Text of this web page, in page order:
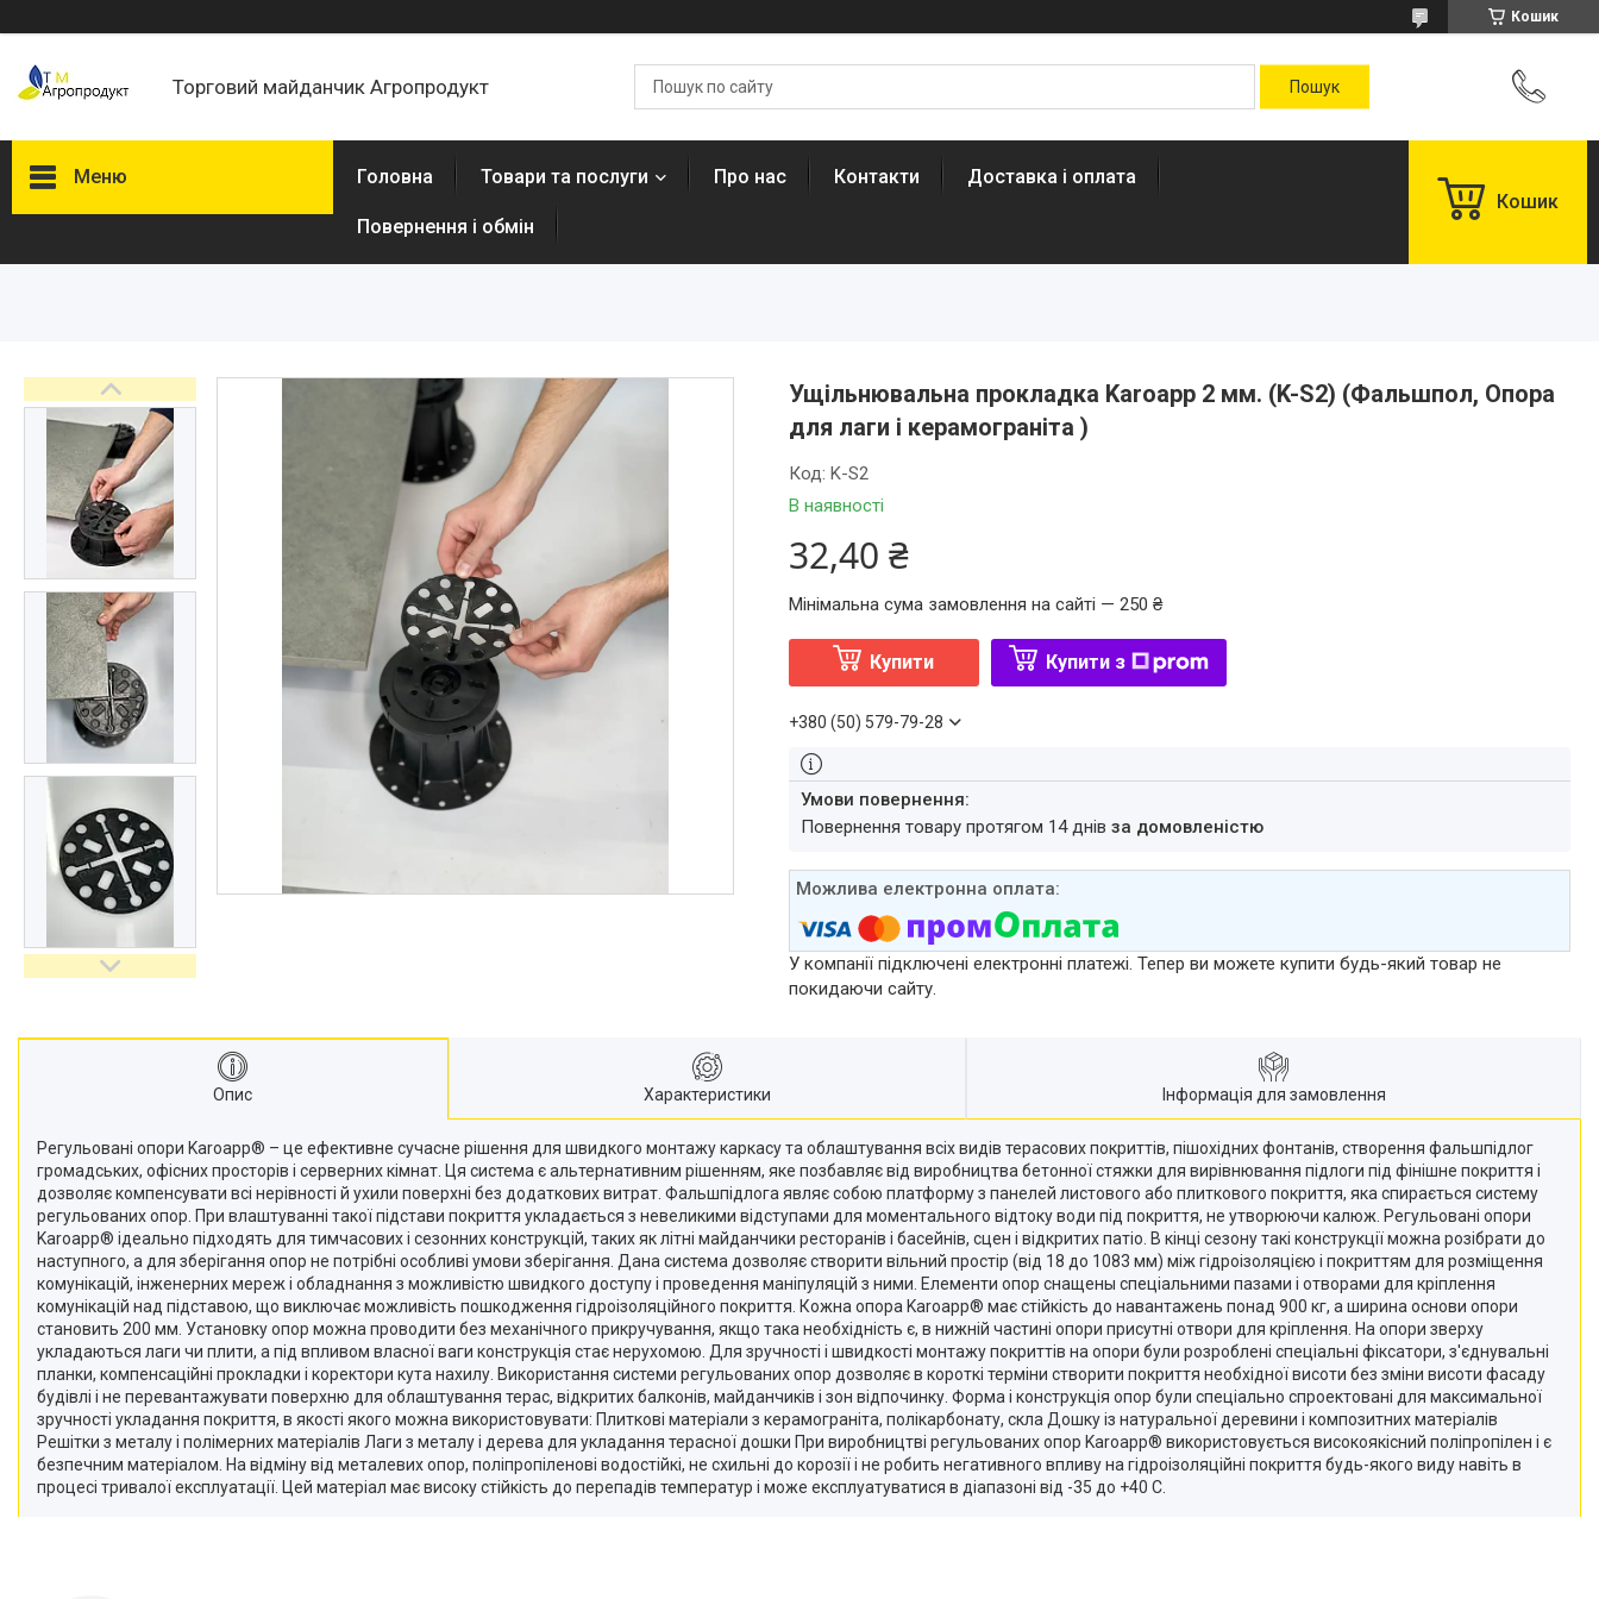
Кошик
Торговий майданчик Агропродукт
Меню
Відгуки
Поширені запитання
Доставка та оплата
Головна Товари та послуги Про нас Контакти Доставка і оплата
Повернення і обмін
Кошик
Ущільнювальна прокладка Karoapp 2 мм. (K-S2) (Фальшпол, Опора
для лаги і керамограніта )
В наявності
Код: K-S2
32,40 ₴
Мінімальна сума замовлення на сайті — 250 ₴
Купити Купити з
+380 (50) 579-79-28
повернення товару протягом 14 днів за домовленістю
У компанії підключені електронні платежі. Тепер ви можете купити будь-який товар не
покидаючи сайту.
Опис Характеристики Інформація для замовлення
Регульовані опори Karoapp® – це ефективне сучасне рішення для швидкого монтажу каркасу та облаштування всіх видів терасових покриттів, пішохідних фонтанів, створення фальшпідлог
громадських, офісних просторів і серверних кімнат. Ця система є альтернативним рішенням, яке позбавляє від виробництва бетонної стяжки для вирівнювання підлоги під фінішне покриття і
дозволяє компенсувати всі нерівності й ухили поверхні без додаткових витрат. Фальшпідлога являє собою платформу з панелей листового або плиткового покриття, яка спирається систему
регульованих опор. При влаштуванні такої підстави покриття укладається з невеликими відступами для моментального відтоку води під покриття, не утворюючи калюж. Регульовані опори
Karoapp® ідеально підходять для тимчасових і сезонних конструкцій, таких як літні майданчики ресторанів і басейнів, сцен і відкритих патіо. В кінці сезону такі конструкції можна розібрати до
наступного, а для зберігання опор не потрібні особливі умови зберігання. Дана система дозволяє створити вільний простір (від 18 до 1083 мм) між гідроізоляцією і покриттям для розміщення
комунікацій, інженерних мереж і обладнання з можливістю швидкого доступу і проведення маніпуляцій з ними. Елементи опор снащены спеціальними пазами і отворами для кріплення
комунікацій над підставою, що виключає можливість пошкодження гідроізоляційного покриття. Кожна опора Karoapp® має стійкість до навантажень понад 900 кг, а ширина основи опори
становить 200 мм. Установку опор можна проводити без механічного прикручування, якщо така необхідність є, в нижній частині опори присутні отвори для кріплення. На опори зверху
укладаються лаги чи плити, а під впливом власної ваги конструкція стає нерухомою. Для зручності і швидкості монтажу покриттів на опори були розроблені спеціальні фіксатори, з'єднувальні
планки, компенсаційні прокладки і коректори кута нахилу. Використання системи регульованих опор дозволяє в короткі терміни створити покриття необхідної висоти без зміни висоти фасаду
будівлі і не перевантажувати поверхню для облаштування терас, відкритих балконів, майданчиків і зон відпочинку. Форма і конструкція опор були спеціально спроектовані для максимальної
зручності укладання покриття, в якості якого можна використовувати: Плиткові матеріали з керамограніта, полікарбонату, скла Дошку із натуральної деревини і композитних матеріалів
Решітки з металу і полімерних матеріалів Лаги з металу і дерева для укладання терасної дошки При виробництві регульованих опор Karoapp® використовується високоякісний поліпропілен і є
безпечним матеріалом. На відміну від металевих опор, поліпропіленові водостійкі, не схильні до корозії і не робить негативного впливу на гідроізоляційні покриття будь-якого виду навіть в
процесі тривалої експлуатації. Цей матеріал має високу стійкість до перепадів температур і може експлуатуватися в діапазоні від -35 до +40 С.